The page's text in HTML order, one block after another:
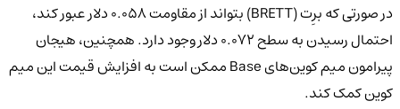
در صورتی که برِت (BRETT) بتواند از مقاومت 0.058 دلار عبور کند،
احتمال رسیدن به سطح 0.072 دلار وجود دارد. همچنین، هیجان
پیرامون میم کوین‌های Base ممکن است به افزایش قیمت این میم
کوین کمک کند.